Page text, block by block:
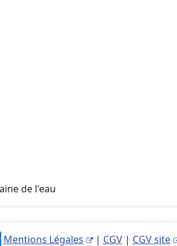
de l'eau
Mentions Légales | CGV| CGV site